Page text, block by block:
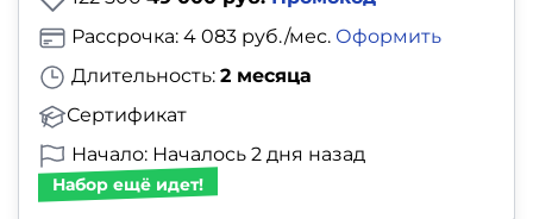
Длительность: 2 месяца
Сертификат
Рассрочка: 4 083 руб./мес. Оформить
Начало: Началось 2 дня назад
Набор ещё идет!